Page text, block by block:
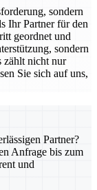
sondern
Ihr Partner für den
geordnet und
sondern
zählt nicht nur
Sie sich auf uns,
Partner?
Anfrage bis zum
und